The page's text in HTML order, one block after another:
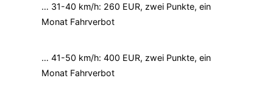
… 31-40 km/h: 260 EUR, zwei Punkte, ein
Monat Fahrverbot
… 41-50 km/h: 400 EUR, zwei Punkte, ein
Monat Fahrverbot